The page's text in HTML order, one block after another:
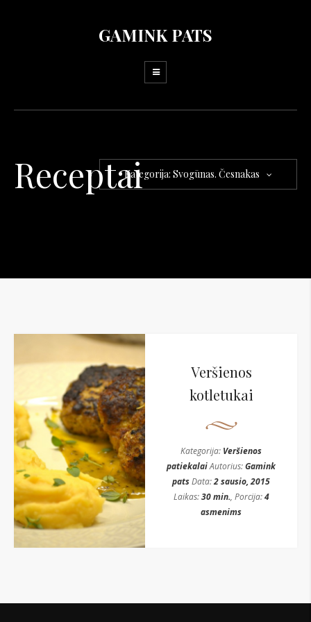
GAMINK PATS
ReceptaiKategorija: Svogūnas. Česnakas
Veršienos
kotletukai
Kategorija: Veršienos
patiekalaiAutorius:Gamink
patsData:2 sausio, 2015
Laikas:30 min., Porcija:4
asmenims